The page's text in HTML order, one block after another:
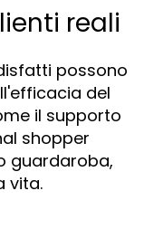
reali
possono
del
il supporto
shopper
guardaroba,
vita.